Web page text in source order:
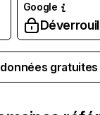
Google